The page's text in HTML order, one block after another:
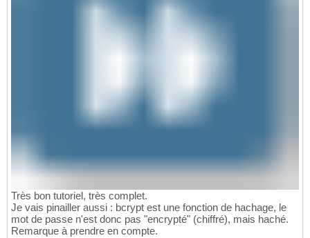
Très bon tutoriel, très complet.
Je vais pinailler aussi : bcrypt est une fonction de hachage, le
mot de passe n'est donc pas "encrypté" (chiffré), mais haché.
Remarque à prendre en compte.